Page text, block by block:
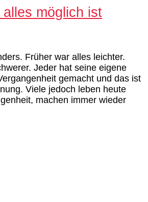
möglich ist
Früher war alles leichter.
Jeder hat seine eigene
gemacht und das ist
Viele jedoch leben heute
machen immer wieder